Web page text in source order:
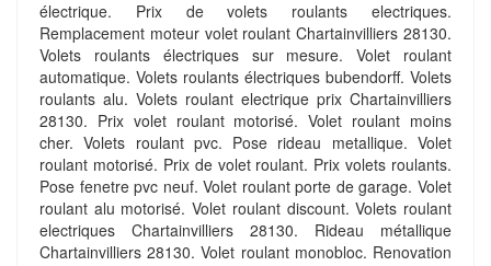
électrique. Prix de volets roulants electriques.
Remplacement moteur volet roulant Chartainvilliers 28130.
Volets roulants électriques sur mesure. Volet roulant
automatique. Volets roulants électriques bubendorff. Volets
roulants alu. Volets roulant electrique prix Chartainvilliers
28130. Prix volet roulant motorisé. Volet roulant moins
cher. Volets roulant pvc. Pose rideau metallique. Volet
roulant motorisé. Prix de volet roulant. Prix volets roulants.
Pose fenetre pvc neuf. Volet roulant porte de garage. Volet
roulant alu motorisé. Volet roulant discount. Volets roulant
electriques Chartainvilliers 28130. Rideau métallique
Chartainvilliers 28130. Volet roulant monobloc. Renovation